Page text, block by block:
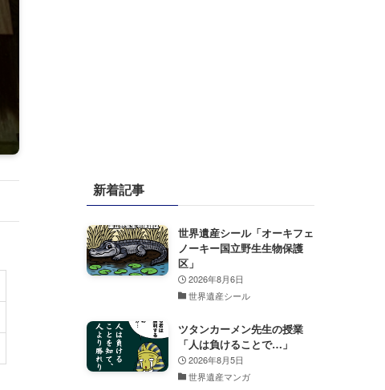
新着記事
世界遺産シール「オーキフェ
ノーキー国立野生生物保護
区」
2026年8月6日
世界遺産シール
ツタンカーメン先生の授業
「人は負けることで…」
2026年8月5日
世界遺産マンガ